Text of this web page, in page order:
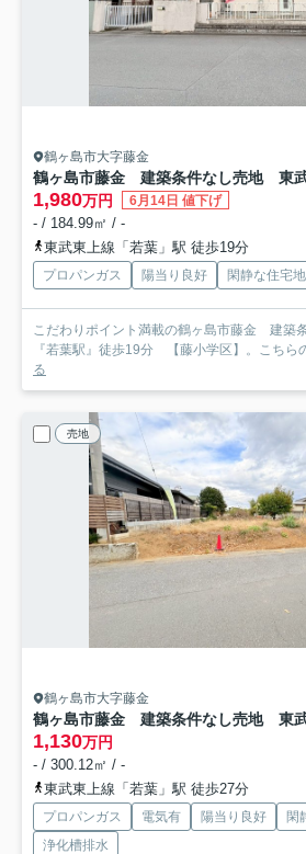
鶴ヶ島市大字藤金
1,980万円 6月14日 値下げ
- / 184.99㎡ / -
東武東上線「若葉」駅 徒歩19分
プロパンガス 陽当り良好 閑静な住宅地
こだわりポイント満載の鶴ヶ島市藤金 建築
『若葉駅』徒歩19分 【藤小学区】。こちら
る
売地
鶴ヶ島市大字藤金
1,130万円
- / 300.12㎡ / -
東武東上線「若葉」駅 徒歩27分
プロパンガス 電気有 陽当り良好
閑
浄化槽排水